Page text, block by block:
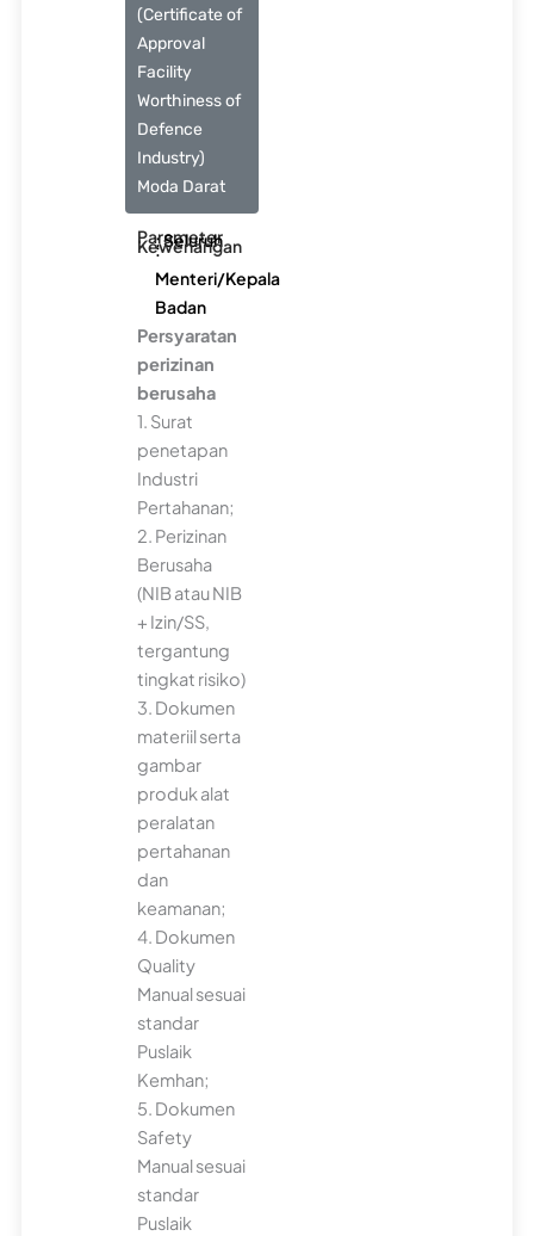
(Certificate of
Approval
Facility
Worthiness of
Defence
Industry)
Moda Darat
Parameter
: Seluruh
Kewenangan
:
Menteri/Kepala
Badan
Persyaratan
perizinan
berusaha
1. Surat
penetapan
Industri
Pertahanan;
2. Perizinan
Berusaha
(NIB atau NIB
+ Izin/SS,
tergantung
tingkat risiko)
3. Dokumen
materiil serta
gambar
produk alat
peralatan
pertahanan
dan
keamanan;
4. Dokumen
Quality
Manual sesuai
standar
Puslaik
Kemhan;
5. Dokumen
Safety
Manual sesuai
standar
Puslaik